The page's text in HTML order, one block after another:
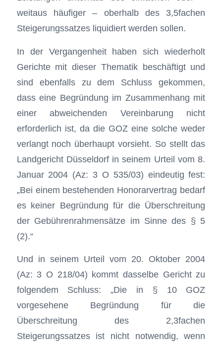
weitaus häufiger – oberhalb des 3,5fachen
Steigerungssatzes liquidiert werden sollen.
In der Vergangenheit haben sich wiederholt
Gerichte mit dieser Thematik beschäftigt und
sind ebenfalls zu dem Schluss gekommen,
dass eine Begründung im Zusammenhang mit
einer abweichenden Vereinbarung nicht
erforderlich ist, da die GOZ eine solche weder
verlangt noch überhaupt vorsieht. So stellt das
Landgericht Düsseldorf in seinem Urteil vom 8.
Januar 2004 (Az: 3 O 535/03) eindeutig fest:
„Bei einem bestehenden Honorarvertrag bedarf
es keiner Begründung für die Überschreitung
der Gebührenrahmensätze im Sinne des § 5
(2).“
Und in seinem Urteil vom 20. Oktober 2004
(Az: 3 O 218/04) kommt dasselbe Gericht zu
folgendem Schluss: „Die in § 10 GOZ
vorgesehene Begründung für die
Überschreitung des 2,3fachen
Steigerungssatzes ist nicht notwendig, wenn